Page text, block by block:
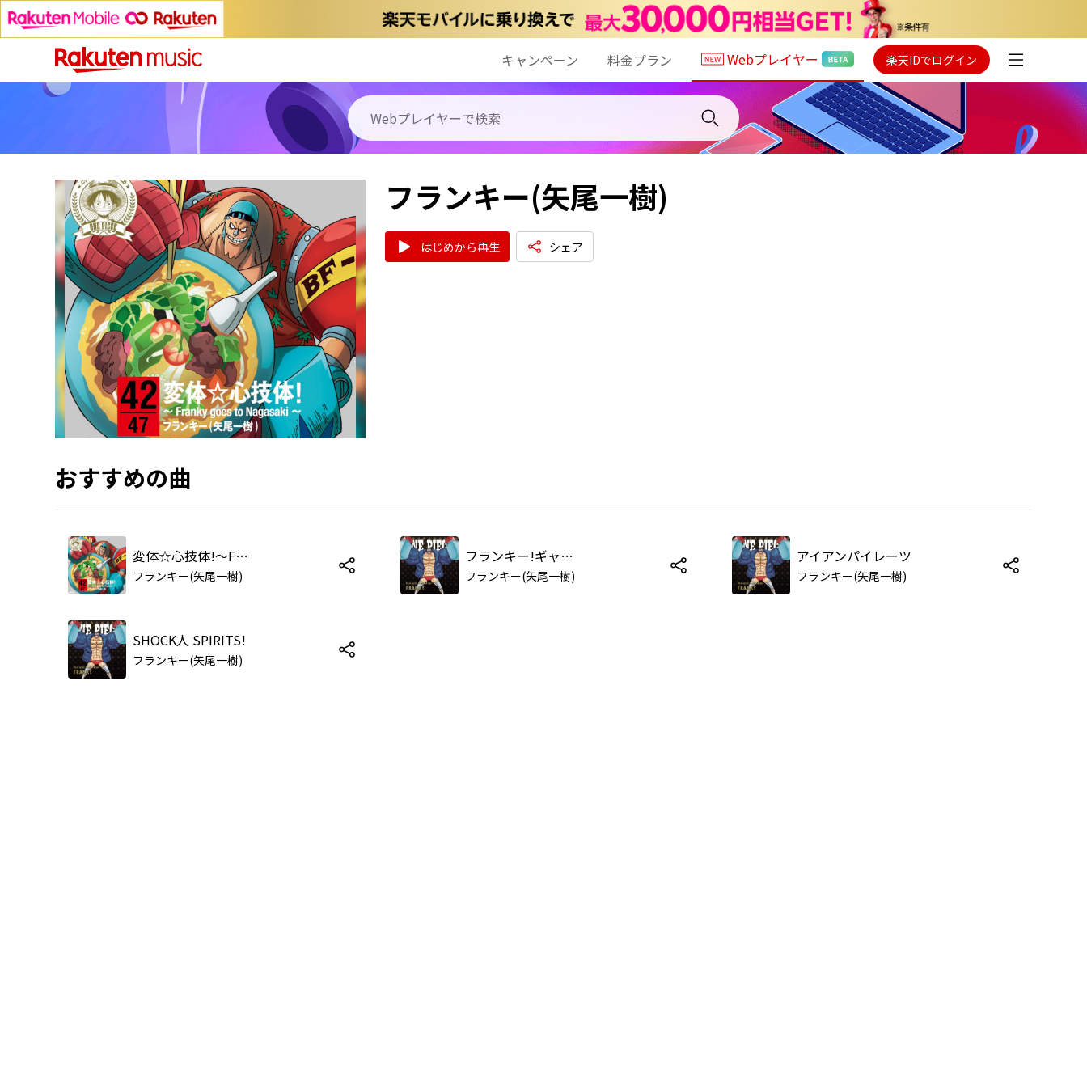
キャンペーン 料金プラン Webプレイヤー 楽天IDでログイン
フランキー(矢尾一樹)
はじめから再生 シェア
おすすめの曲
変体☆心技体!～Franky goes to Nagasaki～
フランキー(矢尾一樹)
フランキー!ギャランティー!
フランキー(矢尾一樹)
アイアンパイレーツ
フランキー(矢尾一樹)
SHOCK人 SPIRITS!
フランキー(矢尾一樹)